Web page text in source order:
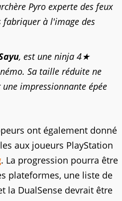
Pyro experte des feux
à l'image des
, est une ninja 4★
Sa taille réduite ne
impressionnante épée
ont également donné
aux joueurs PlayStation
. La progression pourra être
plateformes, une liste de
la DualSense devrait être